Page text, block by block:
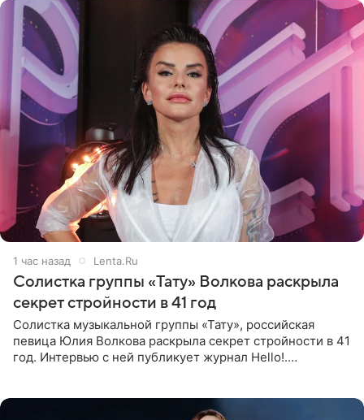
1 час назад Lenta.Ru
Солистка группы «Тату» Волкова раскрыла
секрет стройности в 41 год
Солистка музыкальной группы «Тату», российская
певица Юлия Волкова раскрыла секрет стройности в 41
год. Интервью с ней публикует журнал Hello!.